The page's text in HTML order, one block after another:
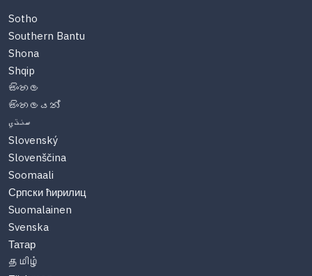
Sotho
Southern Bantu
Shona
Shqip
සිංහල
සිංහලයන්
سنڌي
Slovenský
Slovenščina
Soomaali
Српски ћирилиц
Suomalainen
Svenska
Татар
தமிழ்